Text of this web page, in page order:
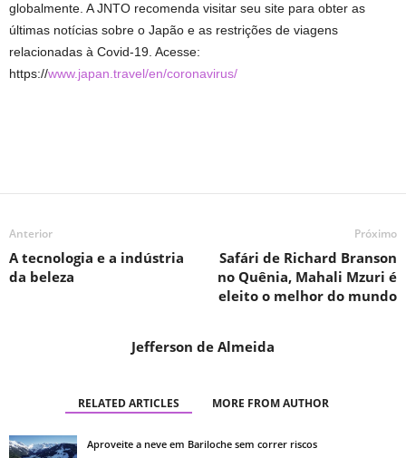
globalmente. A JNTO recomenda visitar seu site para obter as
últimas notícias sobre o Japão e as restrições de viagens
relacionadas à Covid-19. Acesse:
https://www.japan.travel/en/coronavirus/
Anterior
A tecnologia e a indústria
da beleza
Próximo
Safári de Richard Branson
no Quênia, Mahali Mzuri é
eleito o melhor do mundo
Jefferson de Almeida
RELATED ARTICLES MORE FROM AUTHOR
Aproveite a neve em Bariloche sem correr riscos